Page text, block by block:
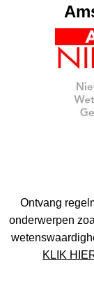
Ontvang
onderwerpen
KLIK